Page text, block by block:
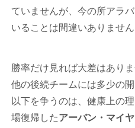
ていませんが、今の所アラ
いることは間違いありません
勝率だけ見れば大差はあり
他の後続チームには多少の
以下を争うのは、健康上の
場復帰したアーバン・マイ